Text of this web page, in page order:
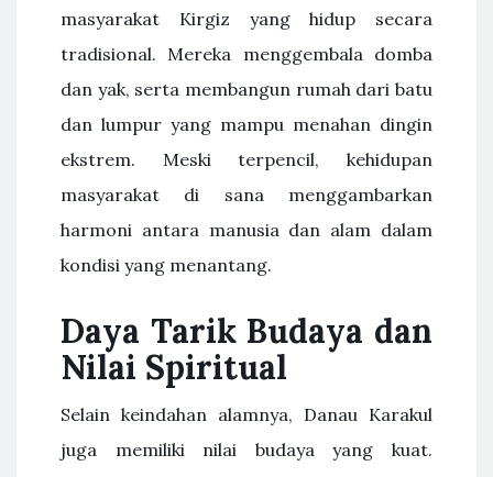
masyarakat Kirgiz yang hidup secara
tradisional. Mereka menggembala domba
dan yak, serta membangun rumah dari batu
dan lumpur yang mampu menahan dingin
ekstrem. Meski terpencil, kehidupan
masyarakat di sana menggambarkan
harmoni antara manusia dan alam dalam
kondisi yang menantang.
Daya Tarik Budaya dan
Nilai Spiritual
Selain keindahan alamnya, Danau Karakul
juga memiliki nilai budaya yang kuat.